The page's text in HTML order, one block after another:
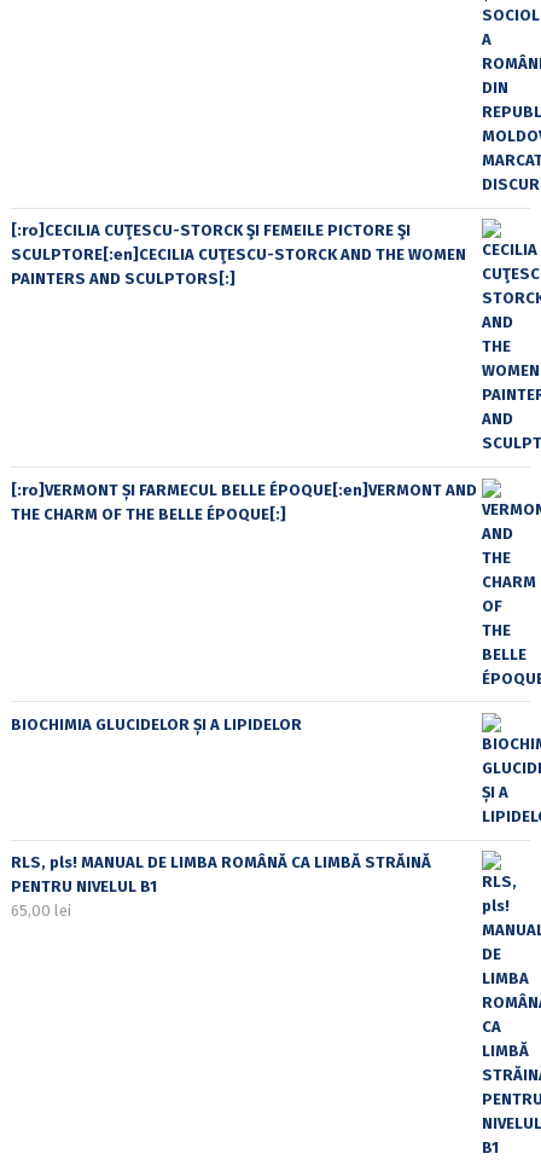
[:ro]CECILIA CUŢESCU-STORCK ŞI FEMEILE PICTORE ŞI
SCULPTORE[:en]CECILIA CUŢESCU-STORCK AND THE WOMEN
PAINTERS AND SCULPTORS[:]
[:ro]VERMONT ȘI FARMECUL BELLE ÉPOQUE[:en]VERMONT AND
THE CHARM OF THE BELLE ÉPOQUE[:]
BIOCHIMIA GLUCIDELOR ȘI A LIPIDELOR
RLS, pls! MANUAL DE LIMBA ROMÂNĂ CA LIMBĂ STRĂINĂ
PENTRU NIVELUL B1
65,00 lei